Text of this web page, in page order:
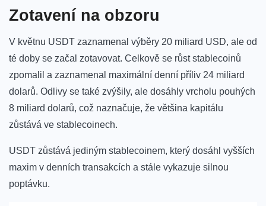
Zotavení na obzoru
V květnu USDT zaznamenal výběry 20 miliard USD, ale od
té doby se začal zotavovat. Celkově se růst stablecoinů
zpomalil a zaznamenal maximální denní příliv 24 miliard
dolarů. Odlivy se také zvýšily, ale dosáhly vrcholu pouhých
8 miliard dolarů, což naznačuje, že většina kapitálu
zůstává ve stablecoinech.
USDT zůstává jediným stablecoinem, který dosáhl vyšších
maxim v denních transakcích a stále vykazuje silnou
poptávku.